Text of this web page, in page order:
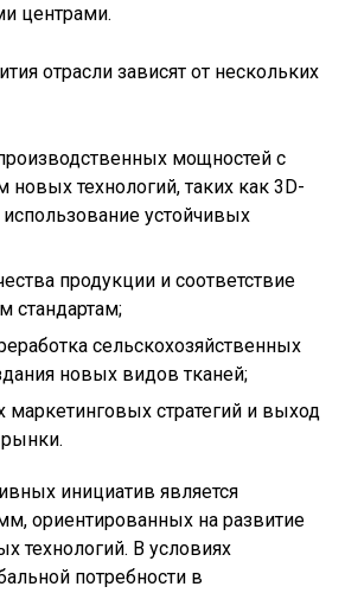
центрами.
отрасли зависят от нескольких
мощностей с
новых технологий, таких как 3D-
использование устойчивых
продукции и соответствие
стандартам;
сельскохозяйственных
новых видов тканей;
маркетинговых стратегий и выход
инициатив является
ориентированных на развитие
технологий. В условиях
потребности в